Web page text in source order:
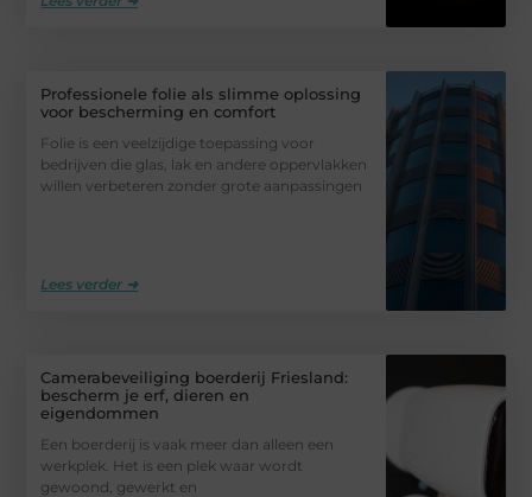
Professionele folie als slimme oplossing
voor bescherming en comfort
Folie is een veelzijdige toepassing voor
bedrijven die glas, lak en andere oppervlakken
willen verbeteren zonder grote aanpassingen
Lees verder ➜
Camerabeveiliging boerderij Friesland:
bescherm je erf, dieren en
eigendommen
Een boerderij is vaak meer dan alleen een
werkplek. Het is een plek waar wordt
gewoond, gewerkt en